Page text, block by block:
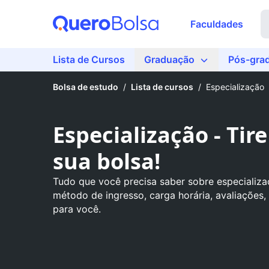
Faculdades
Lista de Cursos Graduação Pós-
Bolsa de estudo / Lista de cursos / Especialização
Especialização -
sua bolsa!
Tudo que você precisa saber sobre
método de ingresso, carga horária,
para você.